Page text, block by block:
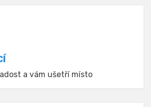
a vám ušetří místo